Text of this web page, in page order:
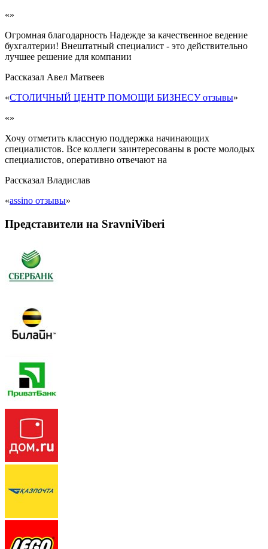
«»
Огромная благодарность Надежде за качественное ведение
бухгалтерии! Внештатный специалист - это действительно
лучшее решение для компании
Рассказал Авел Матвеев
«СТОЛИЧНЫЙ ЦЕНТР ПОМОЩИ БИЗНЕСУ отзывы»
«»
Хочу отметить классную поддержка начинающих
специалистов. Все коллеги заинтересованы в росте молодых
специалистов, оперативно отвечают на
Рассказал Владислав
«assino отзывы»
Представители на SravniViberi